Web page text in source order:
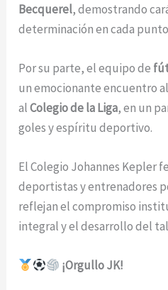
Becquerel, demostrando
determinación en cada
Por su parte, el equipo de
un emocionante encuentro
alColegio de la Liga, en un
goles y espíritu deportivo.
El Colegio Johannes Kepler
deportistas y entrenadores
reflejan el compromiso
integral y el desarrollo del
¡Orgullo JK!